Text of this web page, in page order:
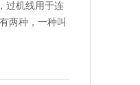
过机线用于连
两种，一种叫